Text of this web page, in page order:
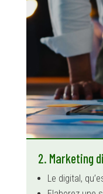
2. Marketing
Le digital,